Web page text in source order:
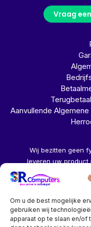
Om u de best mogelijke
gebruiken wij
apparaat op te slaan en/of
Vraag
Aanvullende
Wij bezitten geen
leveren uw product